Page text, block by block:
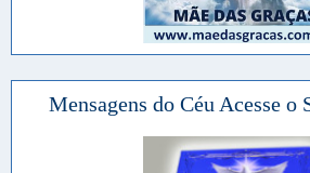
Mensagens do Céu Acesse o